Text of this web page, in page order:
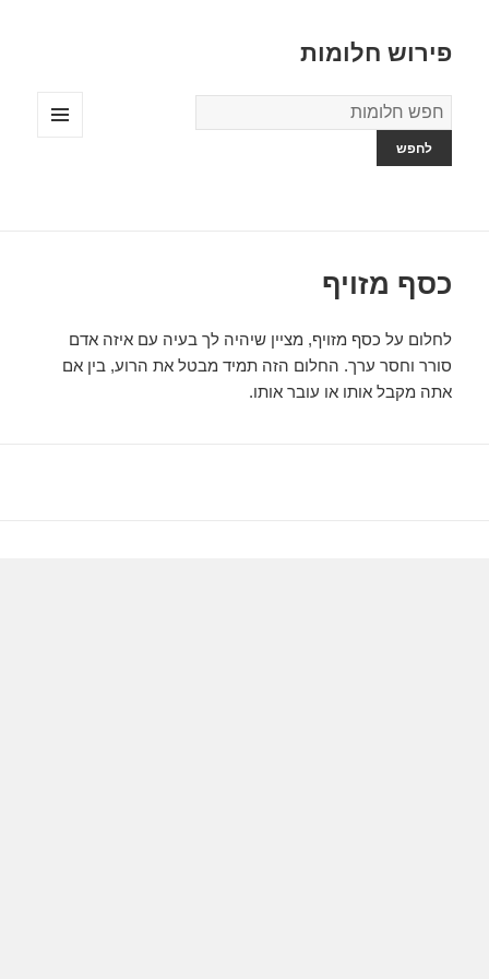
פירוש חלומות
מילון
החלומות
כסף מזויף
לחלום על כסף מזויף, מציין שיהיה לך בעיה עם איזה אדם
סורר וחסר ערך. החלום הזה תמיד מבטל את הרוע, בין אם
אתה מקבל אותו או עובר אותו.